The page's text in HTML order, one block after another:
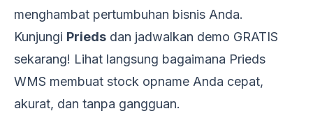
menghambat pertumbuhan bisnis Anda.
Kunjungi Prieds dan jadwalkan demo GRATIS
sekarang! Lihat langsung bagaimana Prieds
WMS membuat stock opname Anda cepat,
akurat, dan tanpa gangguan.